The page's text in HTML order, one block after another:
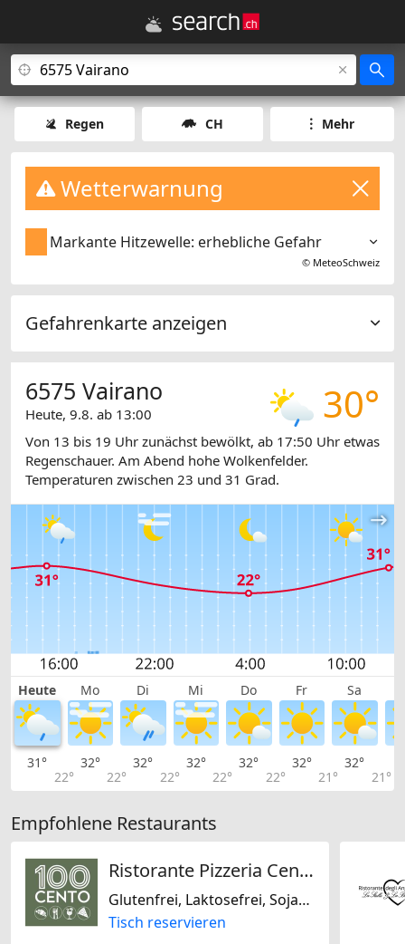
Regen CH Mehr
Wetterwarnung
Markante Hitzewelle: erhebliche Gefahr
© MeteoSchweiz
Gefahrenkarte anzeigen
30°
6575 Vairano
Heute, 9.8. ab 13:00
Von 13 bis 19 Uhr zunächst bewölkt, ab 17:50 Uhr etwas
Regenschauer. Am Abend hohe Wolkenfelder.
Temperaturen zwischen 23 und 31 Grad.
Heute Mo Di Mi Do Fr Sa
31°
22°
32°
22°
32°
22°
32°
22°
32°
22°
32°
21°
32°
21°
Empfohlene Restaurants
Ristorante Pizzeria Cento
Glutenfrei, Laktosefrei, Sojafrei, Schweizerisch, Regional, Italienisch
Tisch reservieren